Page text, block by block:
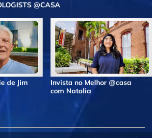
@CASA
de Jim
Invista no Melhor @casa
com Natalia